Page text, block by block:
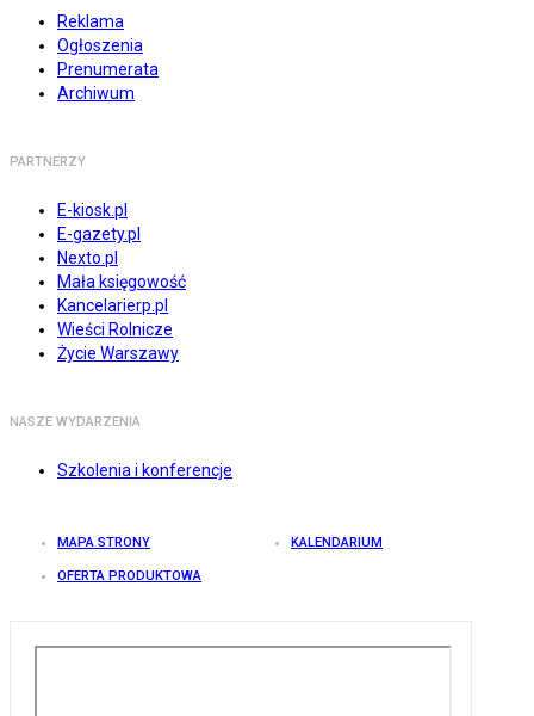
Reklama
Ogłoszenia
Prenumerata
Archiwum
PARTNERZY
E-kiosk.pl
E-gazety.pl
Nexto.pl
Mała księgowość
Kancelarierp.pl
Wieści Rolnicze
Życie Warszawy
NASZE WYDARZENIA
Szkolenia i konferencje
MAPA STRONY KALENDARIUM
OFERTA PRODUKTOWA